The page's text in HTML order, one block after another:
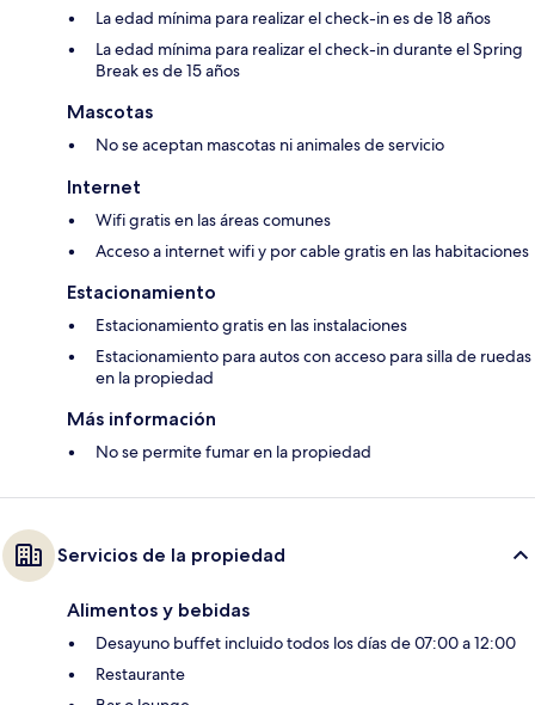
La edad mínima para realizar el check-in es de 18 años
La edad mínima para realizar el check-in durante el Spring
Break es de 15 años
Mascotas
No se aceptan mascotas ni animales de servicio
Internet
Wifi gratis en las áreas comunes
Acceso a internet wifi y por cable gratis en las habitaciones
Estacionamiento
Estacionamiento gratis en las instalaciones
Estacionamiento para autos con acceso para silla de ruedas
en la propiedad
Más información
No se permite fumar en la propiedad
Servicios de la propiedad
Alimentos y bebidas
Desayuno buffet incluido todos los días de 07:00 a 12:00
Restaurante